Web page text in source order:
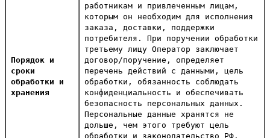
Порядок и
сроки
обработки и
хранения
работникам и привлеченным лицам,
которым он необходим для исполнения
заказа, доставки, поддержки
потребителя. При поручении обработки
третьему лицу Оператор заключает
договор/поручение, определяет
перечень действий с данными, цель
обработки, обязанность соблюдать
конфиденциальность и обеспечивать
безопасность персональных данных.
Персональные данные хранятся не
дольше, чем этого требуют цель
обработки и законодательство РФ.